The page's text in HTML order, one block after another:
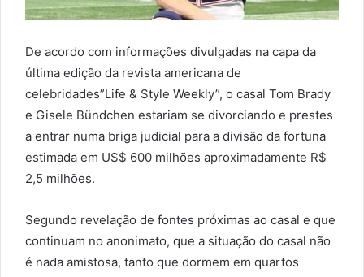
De acordo com informações divulgadas na capa da
última edição da revista americana de
celebridades”Life & Style Weekly”, o casal Tom Brady
e Gisele Bündchen estariam se divorciando e prestes
a entrar numa briga judicial para a divisão da fortuna
estimada em US$ 600 milhões aproximadamente R$
2,5 milhões.
Segundo revelação de fontes próximas ao casal e que
continuam no anonimato, que a situação do casal não
é nada amistosa, tanto que dormem em quartos